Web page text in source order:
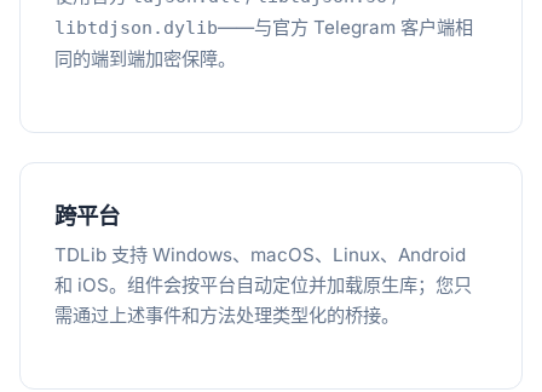
libtdjson.dylib——与官方 Telegram 客户端相
同的端到端加密保障。
跨平台
TDLib 支持 Windows、macOS、Linux、Android
和 iOS。组件会按平台自动定位并加载原生库；您只
需通过上述事件和方法处理类型化的桥接。